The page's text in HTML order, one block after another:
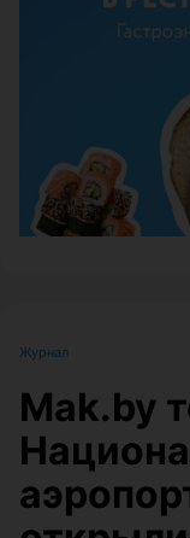
Журнал
Mak.by